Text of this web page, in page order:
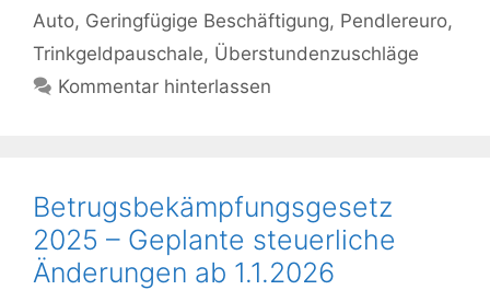
Auto, Geringfügige Beschäftigung, Pendlereuro,
Trinkgeldpauschale, Überstundenzuschläge
Kommentar hinterlassen
Betrugsbekämpfungsgesetz
2025 – Geplante steuerliche
Änderungen ab 1.1.2026